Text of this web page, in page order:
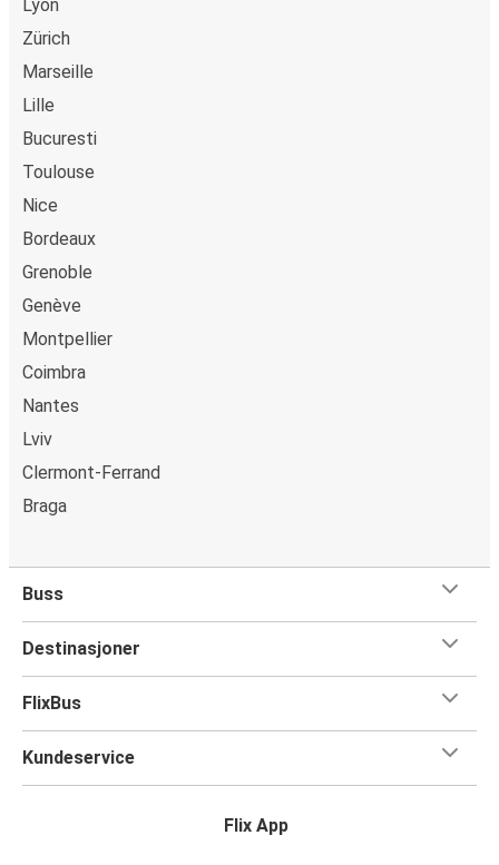
Lyon
Zürich
Marseille
Lille
Bucuresti
Toulouse
Nice
Bordeaux
Grenoble
Genève
Montpellier
Coimbra
Nantes
Lviv
Clermont-Ferrand
Braga
Buss
Destinasjoner
FlixBus
Kundeservice
Flix App